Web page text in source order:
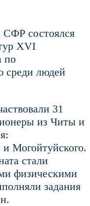
СФР состоялся
XVI
по
среди людей
31
из Читы и
Могойтуйского.
стали
физическими
задания